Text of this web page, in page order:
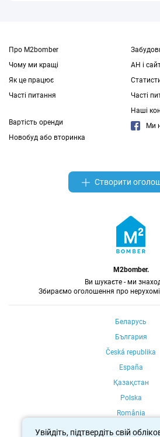
Увійдіть, підтвердіть свій
Про M2bomber
Чому ми кращі
Як це працює
Часті питання
Вартість оренди
Новобуд або вторинка
АН і
Часті
Наші
Ми
Створити
M2bomber.
Ви шукаєте - ми
Збираємо оголошення про
Беларусь
България
Česká republika
España
Қазақстан
Polska
România
Portugal